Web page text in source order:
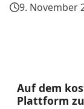
9. November
Auf dem
Plattform